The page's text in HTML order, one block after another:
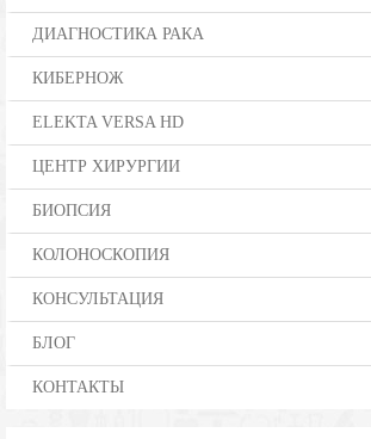
ДИАГНОСТИКА РАКА
КИБЕРНОЖ
ELEKTA VERSA HD
ЦЕНТР ХИРУРГИИ
БИОПСИЯ
КОЛОНОСКОПИЯ
КОНСУЛЬТАЦИЯ
БЛОГ
КОНТАКТЫ